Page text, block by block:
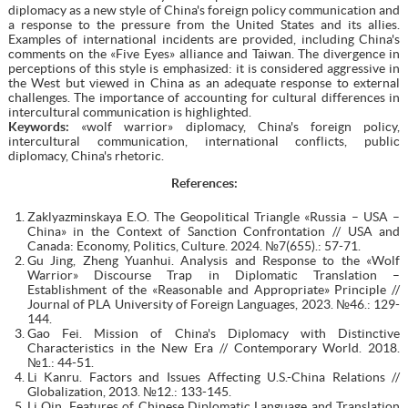
diplomacy as a new style of China's foreign policy communication and
a response to the pressure from the United States and its allies.
Examples of international incidents are provided, including China's
comments on the «Five Eyes» alliance and Taiwan. The divergence in
perceptions of this style is emphasized: it is considered aggressive in
the West but viewed in China as an adequate response to external
challenges. The importance of accounting for cultural differences in
intercultural communication is highlighted.
Keywords: «wolf warrior» diplomacy, China's foreign policy,
intercultural communication, international conflicts, public
diplomacy, China's rhetoric.
References:
Zaklyazminskaya E.O. The Geopolitical Triangle «Russia – USA –
China» in the Context of Sanction Confrontation // USA and
Canada: Economy, Politics, Culture. 2024. №7(655).: 57-71.
Gu Jing, Zheng Yuanhui. Analysis and Response to the «Wolf
Warrior» Discourse Trap in Diplomatic Translation –
Establishment of the «Reasonable and Appropriate» Principle //
Journal of PLA University of Foreign Languages, 2023. №46.: 129-
144.
Gao Fei. Mission of China's Diplomacy with Distinctive
Characteristics in the New Era // Contemporary World. 2018.
№1.: 44-51.
Li Kanru. Factors and Issues Affecting U.S.-China Relations //
Globalization, 2013. №12.: 133-145.